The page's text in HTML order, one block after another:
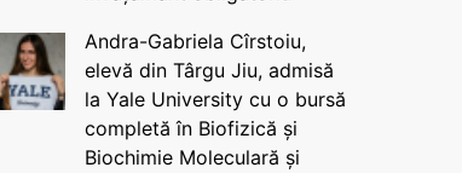
Andra-Gabriela Cîrstoiu,
elevă din Târgu Jiu, admisă
la Yale University cu o bursă
completă în Biofizică și
Biochimie Moleculară și